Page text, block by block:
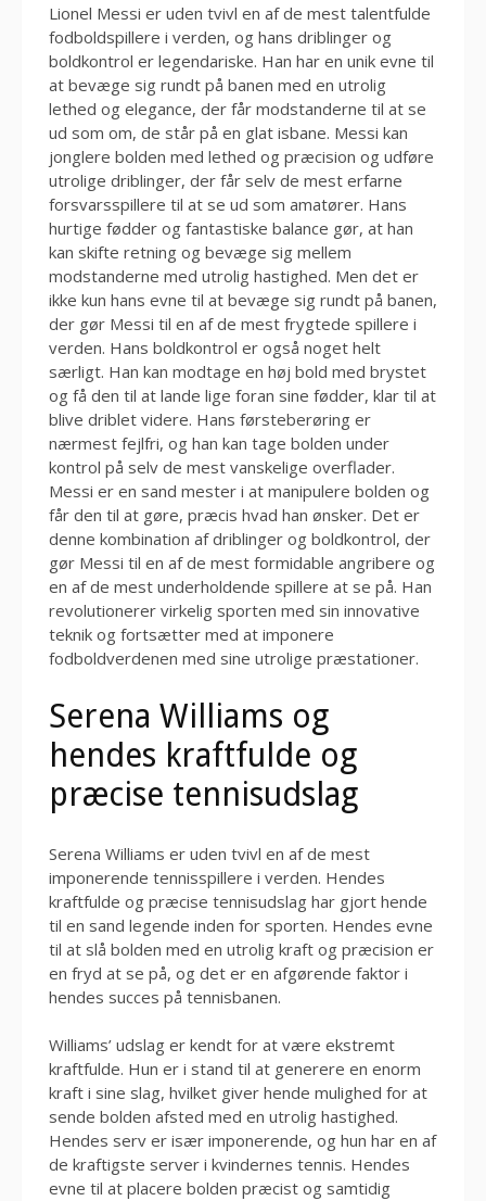
Lionel Messi er uden tvivl en af de mest talentfulde
fodboldspillere i verden, og hans driblinger og
boldkontrol er legendariske. Han har en unik evne til
at bevæge sig rundt på banen med en utrolig
lethed og elegance, der får modstanderne til at se
ud som om, de står på en glat isbane. Messi kan
jonglere bolden med lethed og præcision og udføre
utrolige driblinger, der får selv de mest erfarne
forsvarsspillere til at se ud som amatører. Hans
hurtige fødder og fantastiske balance gør, at han
kan skifte retning og bevæge sig mellem
modstanderne med utrolig hastighed. Men det er
ikke kun hans evne til at bevæge sig rundt på banen,
der gør Messi til en af de mest frygtede spillere i
verden. Hans boldkontrol er også noget helt
særligt. Han kan modtage en høj bold med brystet
og få den til at lande lige foran sine fødder, klar til at
blive driblet videre. Hans førsteberøring er
nærmest fejlfri, og han kan tage bolden under
kontrol på selv de mest vanskelige overflader.
Messi er en sand mester i at manipulere bolden og
får den til at gøre, præcis hvad han ønsker. Det er
denne kombination af driblinger og boldkontrol, der
gør Messi til en af de mest formidable angribere og
en af de mest underholdende spillere at se på. Han
revolutionerer virkelig sporten med sin innovative
teknik og fortsætter med at imponere
fodboldverdenen med sine utrolige præstationer.
Serena Williams og
hendes kraftfulde og
præcise tennisudslag
Serena Williams er uden tvivl en af de mest
imponerende tennisspillere i verden. Hendes
kraftfulde og præcise tennisudslag har gjort hende
til en sand legende inden for sporten. Hendes evne
til at slå bolden med en utrolig kraft og præcision er
en fryd at se på, og det er en afgørende faktor i
hendes succes på tennisbanen.
Williams’ udslag er kendt for at være ekstremt
kraftfulde. Hun er i stand til at generere en enorm
kraft i sine slag, hvilket giver hende mulighed for at
sende bolden afsted med en utrolig hastighed.
Hendes serv er især imponerende, og hun har en af
de kraftigste server i kvindernes tennis. Hendes
evne til at placere bolden præcist og samtidig